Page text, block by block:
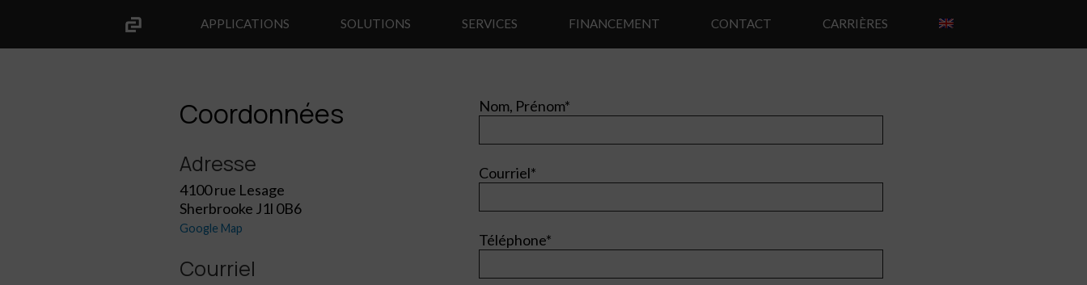
APPLICATIONS SOLUTIONS SERVICES FINANCEMENT CONTACT CARRIÈRES
Coordonnées
Adresse
4100 rue Lesage
Sherbrooke J1l 0B6
Google Map
Courriel
Nom, Prénom*
Courriel*
Téléphone*